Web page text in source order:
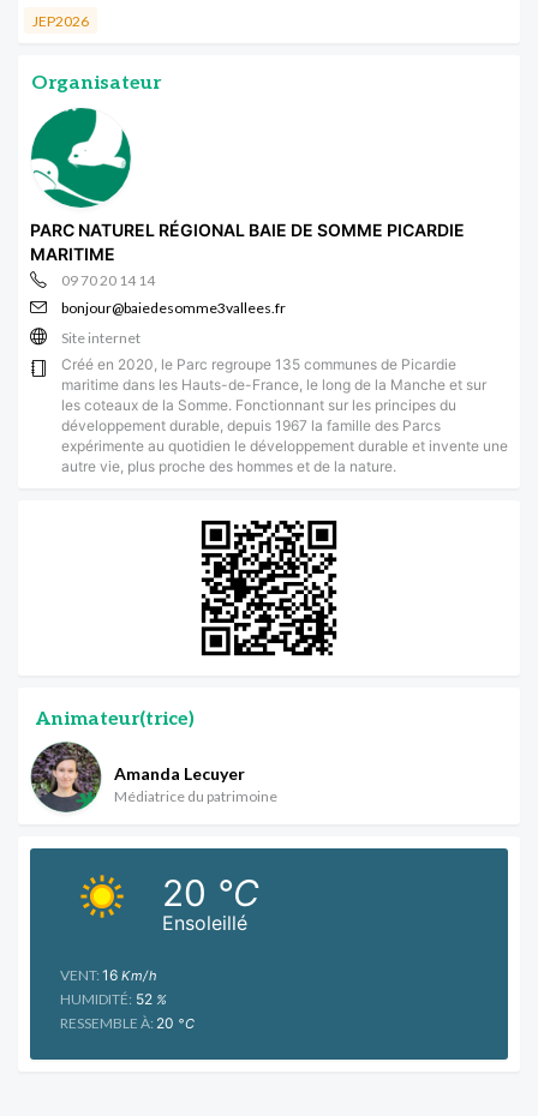
JEP2026
Organisateur
PARC NATUREL RÉGIONAL BAIE DE SOMME PICARDIE
MARITIME
09 70 20 14 14
bonjour@baiedesomme3vallees.fr
Site internet
Créé en 2020, le Parc regroupe 135 communes de Picardie
maritime dans les Hauts-de-France, le long de la Manche et sur
les coteaux de la Somme. Fonctionnant sur les principes du
développement durable, depuis 1967 la famille des Parcs
expérimente au quotidien le développement durable et invente une
autre vie, plus proche des hommes et de la nature.
Animateur(trice)
Amanda Lecuyer
Médiatrice du patrimoine
Ensoleillé
20 °C
VENT: 16 Km/h
HUMIDITÉ: 52 %
RESSEMBLE À: 20 °C